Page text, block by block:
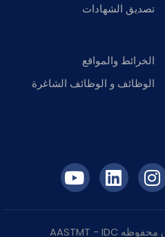
تصديق الشهادات
الخرائط والمواقع
الوظائف و الوظائف الشاغرة
IDC
- AASTMT